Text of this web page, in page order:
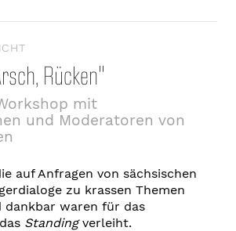
Rücken"
mit
und Moderatoren von
auf Anfragen von sächsischen
zu krassen Themen
dankbar waren für das
Standingverleiht.